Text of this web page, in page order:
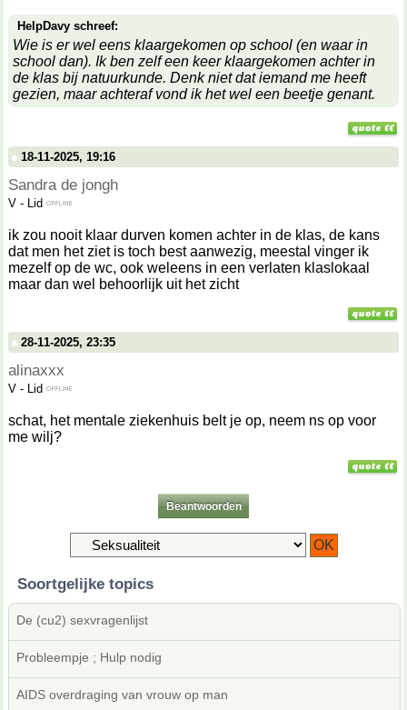
HelpDavy schreef:
Wie is er wel eens klaargekomen op school (en waar in
school dan). Ik ben zelf een keer klaargekomen achter in
de klas bij natuurkunde. Denk niet dat iemand me heeft
gezien, maar achteraf vond ik het wel een beetje genant.
18-11-2025, 19:16
Sandra de jongh
V - Lid
ik zou nooit klaar durven komen achter in de klas, de kans
dat men het ziet is toch best aanwezig, meestal vinger ik
mezelf op de wc, ook weleens in een verlaten klaslokaal
maar dan wel behoorlijk uit het zicht
28-11-2025, 23:35
alinaxxx
V - Lid
schat, het mentale ziekenhuis belt je op, neem ns op voor
me wilj?
Beantwoorden
Soortgelijke topics
De (cu2) sexvragenlijst
Probleempje ; Hulp nodig
AIDS overdraging van vrouw op man